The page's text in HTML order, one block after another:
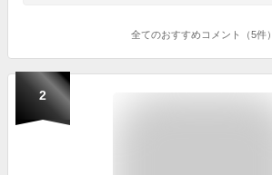
全てのおすすめコメント（5件）
2